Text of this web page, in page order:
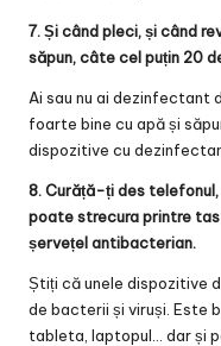
7. Și când pleci, și când
săpun, câte cel puțin 20
Ai sau nu ai dezinfectant
foarte bine cu apă și
dispozitive cu
8. Curăță-ți des
poate strecura printre
șervețel antibacterian.
Știți că unele dispozitive
de bacterii și viruși. Este
tableta, laptopul… dar și